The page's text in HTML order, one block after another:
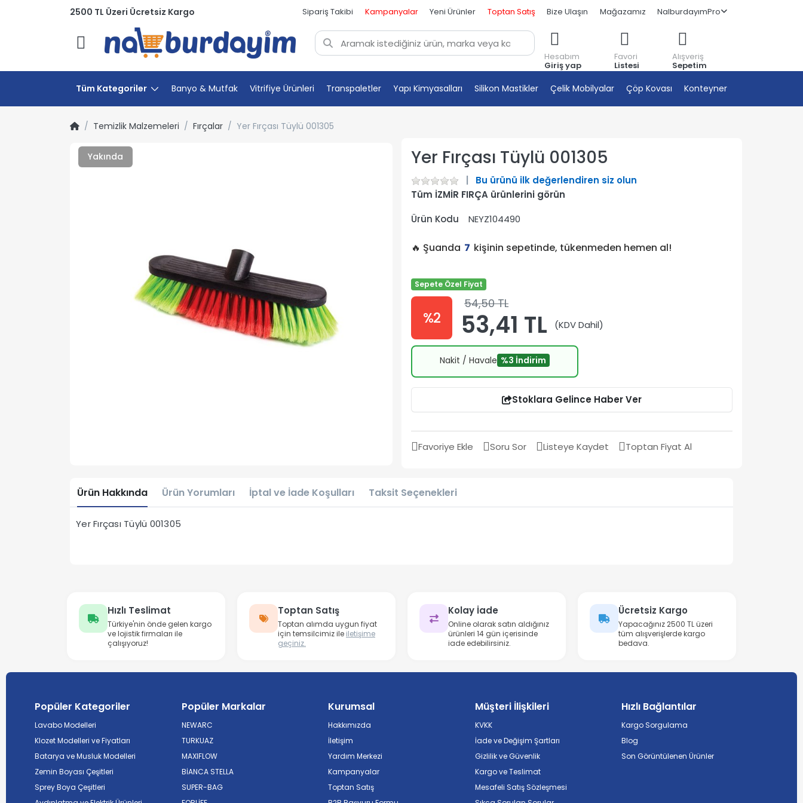
2500 TL Üzeri Ücretsiz Kargo Sipariş Takibi Kampanyalar Yeni Ürünler Toptan Satış Bize Ulaşın Mağazamız NalburdayımPro
Menü
Hesabım
Giriş yap
Favori
Listesi
Alışveriş
Sepetim
Tüm Kategoriler Banyo & Mutfak Vitrifiye Ürünleri Transpaletler Yapı Kimyasalları Silikon Mastikler Çelik Mobilyalar Çöp Kovası Konteyner
Temizlik Malzemeleri Fırçalar Yer Fırçası Tüylü 001305
Yakında Yer Fırçası Tüylü 001305
Bu ürünü ilk değerlendiren siz olun
Tüm İZMİR FIRÇA ürünlerini görün
Ürün Kodu
NEYZ104490
🔥 Şuanda 7 kişinin sepetinde, tükenmeden hemen al!
Sepete Özel Fiyat
%2
54,50 TL
53,41 TL (KDV Dahil)
Nakit / Havale %3 İndirim
Stoklara Gelince Haber Ver
Favoriye Ekle Soru Sor Listeye Kaydet Toptan Fiyat Al
Ürün Hakkında Ürün Yorumları İptal ve İade Koşulları Taksit Seçenekleri
Yer Fırçası Tüylü 001305
Hızlı Teslimat
Türkiye'nin önde gelen kargo
ve lojistik firmaları ile
çalışıyoruz!
Toptan Satış
Toptan alımda uygun fiyat
için temsilcimiz ile iletişime
geçiniz.
Kolay İade
Online olarak satın aldığınız
ürünleri 14 gün içerisinde
iade edebilirsiniz.
Ücretsiz Kargo
Yapacağınız 2500 TL üzeri
tüm alışverişlerde kargo
bedava.
Popüler Kategoriler
Lavabo Modelleri
Klozet Modelleri ve Fiyatları
Batarya ve Musluk Modelleri
Zemin Boyası Çeşitleri
Sprey Boya Çeşitleri
Popüler Markalar
NEWARC
TURKUAZ
MAXIFLOW
BİANCA STELLA
SUPER-BAG
Kurumsal
Hakkımızda
İletişim
Yardım Merkezi
Kampanyalar
Toptan Satış
Müşteri İlişkileri
KVKK
İade ve Değişim Şartları
Gizlilik ve Güvenlik
Kargo ve Teslimat
Mesafeli Satış Sözleşmesi
Hızlı Bağlantılar
Kargo Sorgulama
Blog
Son Görüntülenen Ürünler